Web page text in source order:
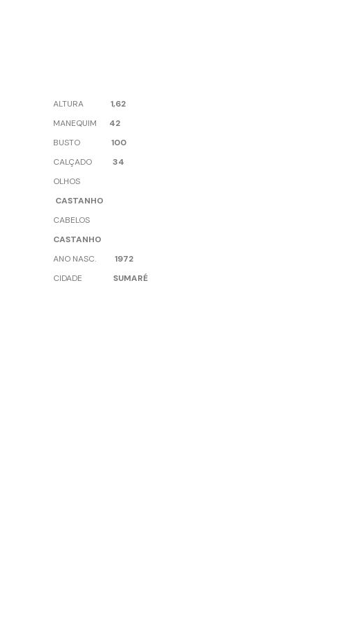
ALTURA 1,62
MANEQUIM 42
BUSTO 100
CALÇADO 34
OLHOS
CASTANHO
CABELOS
CASTANHO
ANO NASC. 1972
CIDADE SUMARÉ